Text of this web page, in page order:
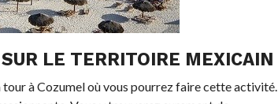
LE TERRITOIRE MEXICAIN
tour à Cozumel où vous pourrez faire cette activité.